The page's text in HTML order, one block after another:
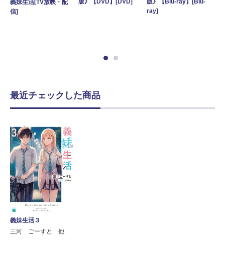
義妹生活[TV放映・配
信]
ray]
最近チェックした商品
義妹生活３
三河 ごーすと 他